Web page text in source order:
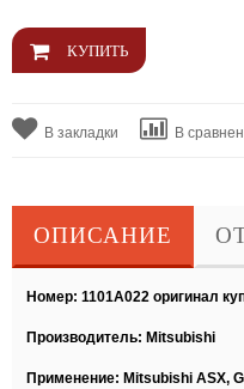
В закладки В
ОПИСАНИЕ
Номер: 1101A022 оригинал
Производитель: Mitsubishi
Применение: Mitsubishi ASX,